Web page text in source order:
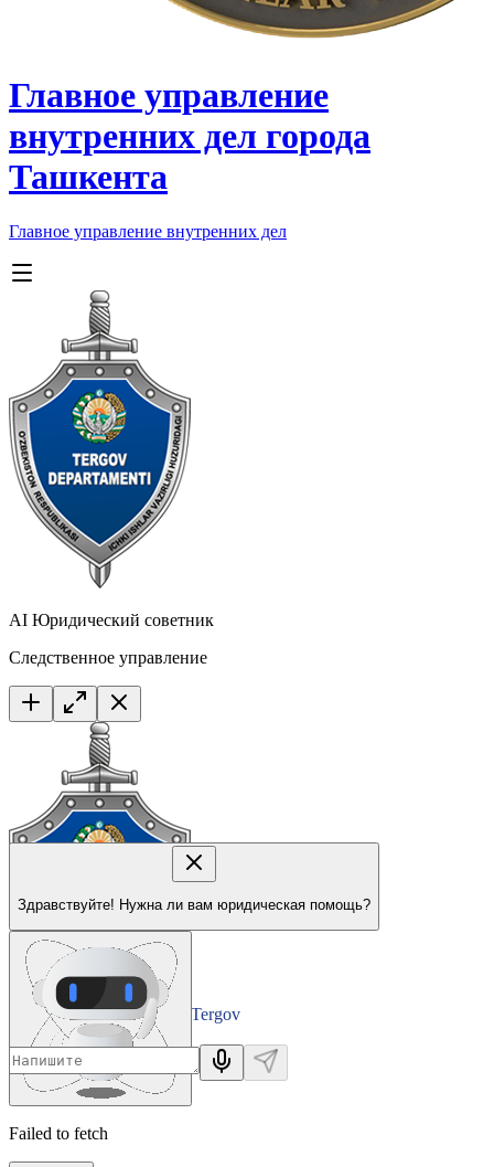
Главное управление
внутренних дел города
Ташкента
Главное управление внутренних дел
AI Юридический советник
Следственное управление
Tergov
Departamenti
Здравствуйте! Нужна ли вам юридическая помощь?
Failed to fetch